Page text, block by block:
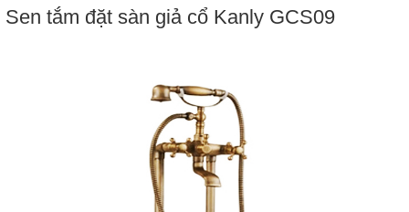
Sen tắm đặt sàn giả cổ Kanly GCS09